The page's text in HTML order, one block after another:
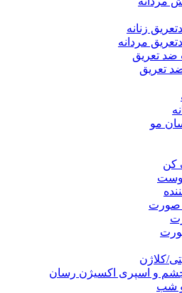
زنانه
مردانه
ضد تعریق
تعریق
مو
کن
صورت
کلاژن
و اسپری اکسیژن رسان
شب